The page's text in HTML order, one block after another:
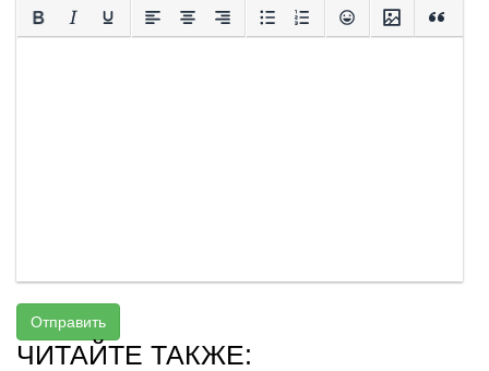
Отправить
ЧИТАЙТЕ ТАКЖЕ: